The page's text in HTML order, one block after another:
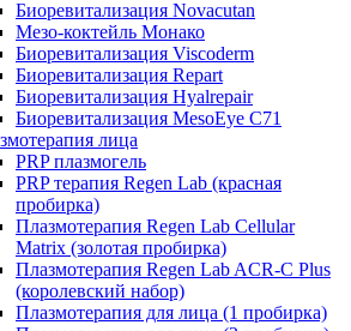
Биоревитализация Novacutan
Мезо-коктейль Монако
Биоревитализация Viscoderm
Биоревитализация Repart
Биоревитализация Hyalrepair
Биоревитализация MesoEye C71
лица
PRP плазмогель
PRP терапия Regen Lab (красная
пробирка)
Плазмотерапия Regen Lab Cellular
Matrix (золотая пробирка)
Плазмотерапия Regen Lab ACR-C Plus
(королевский набор)
Плазмотерапия для лица (1 пробирка)